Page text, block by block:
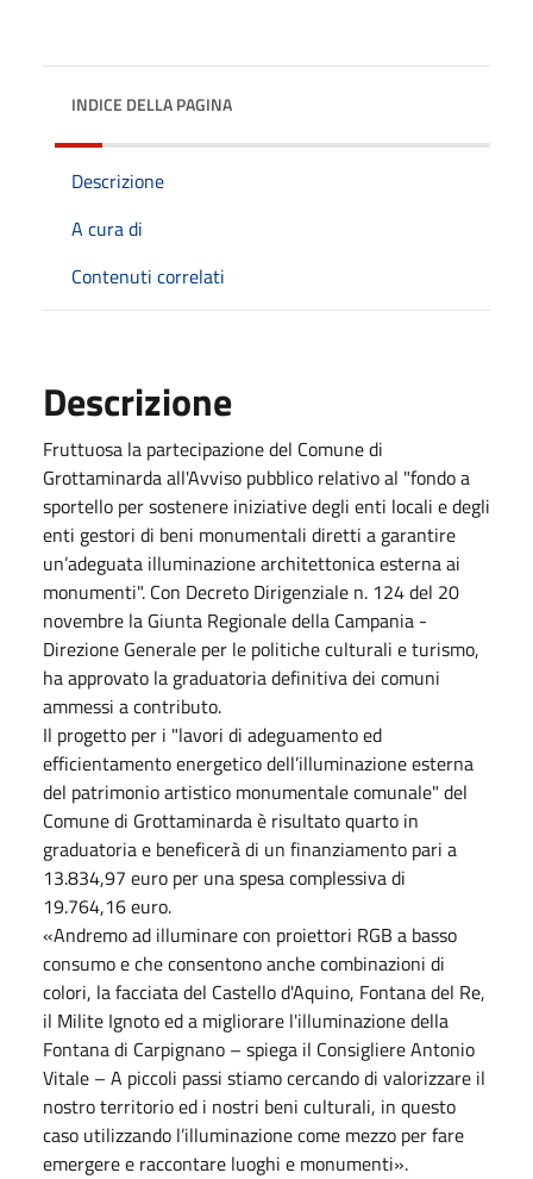
INDICE DELLA PAGINA
Descrizione
A cura di
Contenuti correlati
Descrizione
Fruttuosa la partecipazione del Comune di
Grottaminarda all'Avviso pubblico relativo al "fondo a
sportello per sostenere iniziative degli enti locali e degli
enti gestori di beni monumentali diretti a garantire
un’adeguata illuminazione architettonica esterna ai
monumenti". Con Decreto Dirigenziale n. 124 del 20
novembre la Giunta Regionale della Campania -
Direzione Generale per le politiche culturali e turismo,
ha approvato la graduatoria definitiva dei comuni
ammessi a contributo.
Il progetto per i "lavori di adeguamento ed
efficientamento energetico dell’illuminazione esterna
del patrimonio artistico monumentale comunale" del
Comune di Grottaminarda è risultato quarto in
graduatoria e beneficerà di un finanziamento pari a
13.834,97 euro per una spesa complessiva di
19.764,16 euro.
«Andremo ad illuminare con proiettori RGB a basso
consumo e che consentono anche combinazioni di
colori, la facciata del Castello d'Aquino, Fontana del Re,
il Milite Ignoto ed a migliorare l'illuminazione della
Fontana di Carpignano – spiega il Consigliere Antonio
Vitale – A piccoli passi stiamo cercando di valorizzare il
nostro territorio ed i nostri beni culturali, in questo
caso utilizzando l’illuminazione come mezzo per fare
emergere e raccontare luoghi e monumenti».